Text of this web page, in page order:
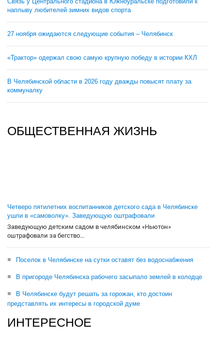
наплыву любителей зимних видов спорта
27 ноября ожидаются следующие события – Челябинск
«Трактор» одержал свою самую крупную победу в истории КХЛ
В Челябинской области в 2026 году дважды повысят плату за
коммуналку
ОБЩЕСТВЕННАЯ ЖИЗНЬ
Четверо пятилетних воспитанников детского сада в Челябинске
ушли в «самоволку». Заведующую оштрафовали
Заведующую детским садом в челябинском «Ньютон»
оштрафовали за бегство...
Поселок в Челябинске на сутки оставят без водоснабжения
В пригороде Челябинска рабочего засыпало землей в колодце
В Челябинске будут решать за горожан, кто достоин
представлять их интересы в городской думе
ИНТЕРЕСНОЕ